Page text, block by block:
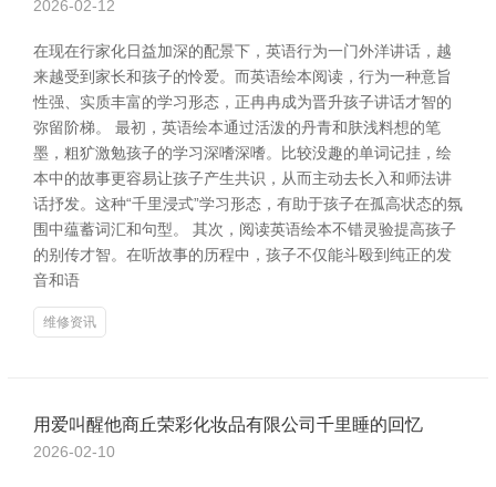
2026-02-12
在现在行家化日益加深的配景下，英语行为一门外洋讲话，越
来越受到家长和孩子的怜爱。而英语绘本阅读，行为一种意旨
性强、实质丰富的学习形态，正冉冉成为晋升孩子讲话才智的
弥留阶梯。 最初，英语绘本通过活泼的丹青和肤浅料想的笔
墨，粗犷激勉孩子的学习深嗜深嗜。比较没趣的单词记挂，绘
本中的故事更容易让孩子产生共识，从而主动去长入和师法讲
话抒发。这种“千里浸式”学习形态，有助于孩子在孤高状态的氛
围中蕴蓄词汇和句型。 其次，阅读英语绘本不错灵验提高孩子
的别传才智。在听故事的历程中，孩子不仅能斗殴到纯正的发
音和语
维修资讯
用爱叫醒他商丘荣彩化妆品有限公司千里睡的回忆
2026-02-10